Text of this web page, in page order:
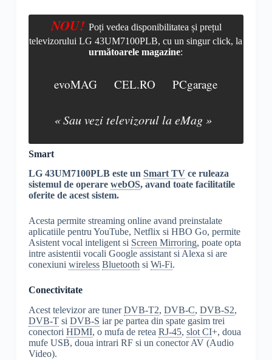
NOU! Poți vedea disponibilitatea și prețul
televizorului LG 43UM7100PLB, cu un singur click, la
următoarele magazine:
evoMAG CEL.RO PCgarage
« Sau vezi televizorul la eMag »
Smart
LG 43UM7100PLB este un Smart TVce ruleaza
sistemul de operare webOS, avand toate facilitatile
oferite de acest sistem.
Acesta permite streaming online avand preinstalate
aplicatiile pentru YouTube, Netflix si HBO Go, permite
Asistent vocal inteligent si Screen Mirroring, poate opta
intre asistentii vocali Google assistant si Alexa si are
conexiuni wireless Bluetoothsi Wi-Fi.
Conectivitate
Acest televizor are tunerDVB-T2, DVB-C, DVB-S2,
DVB-Tsi DVB-S iar pe partea din spate gasim trei
conectori HDMI, o mufa de retea RJ-45, slot CI+, doua
mufe USB, doua intrari RF si un conector AV (Audio
Video).